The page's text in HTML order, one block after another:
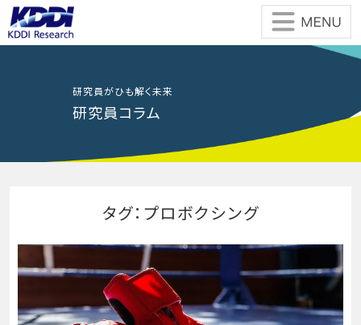
Skip
to
the
content
研究員がひも解く未来
研究員コラム
タグ：プロボクシング